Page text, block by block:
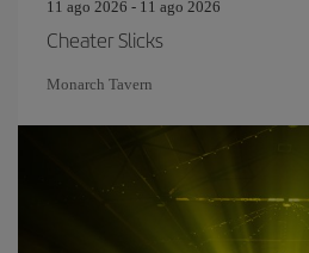
11 ago 2026 - 11 ago 2026
Cheater Slicks
Monarch Tavern